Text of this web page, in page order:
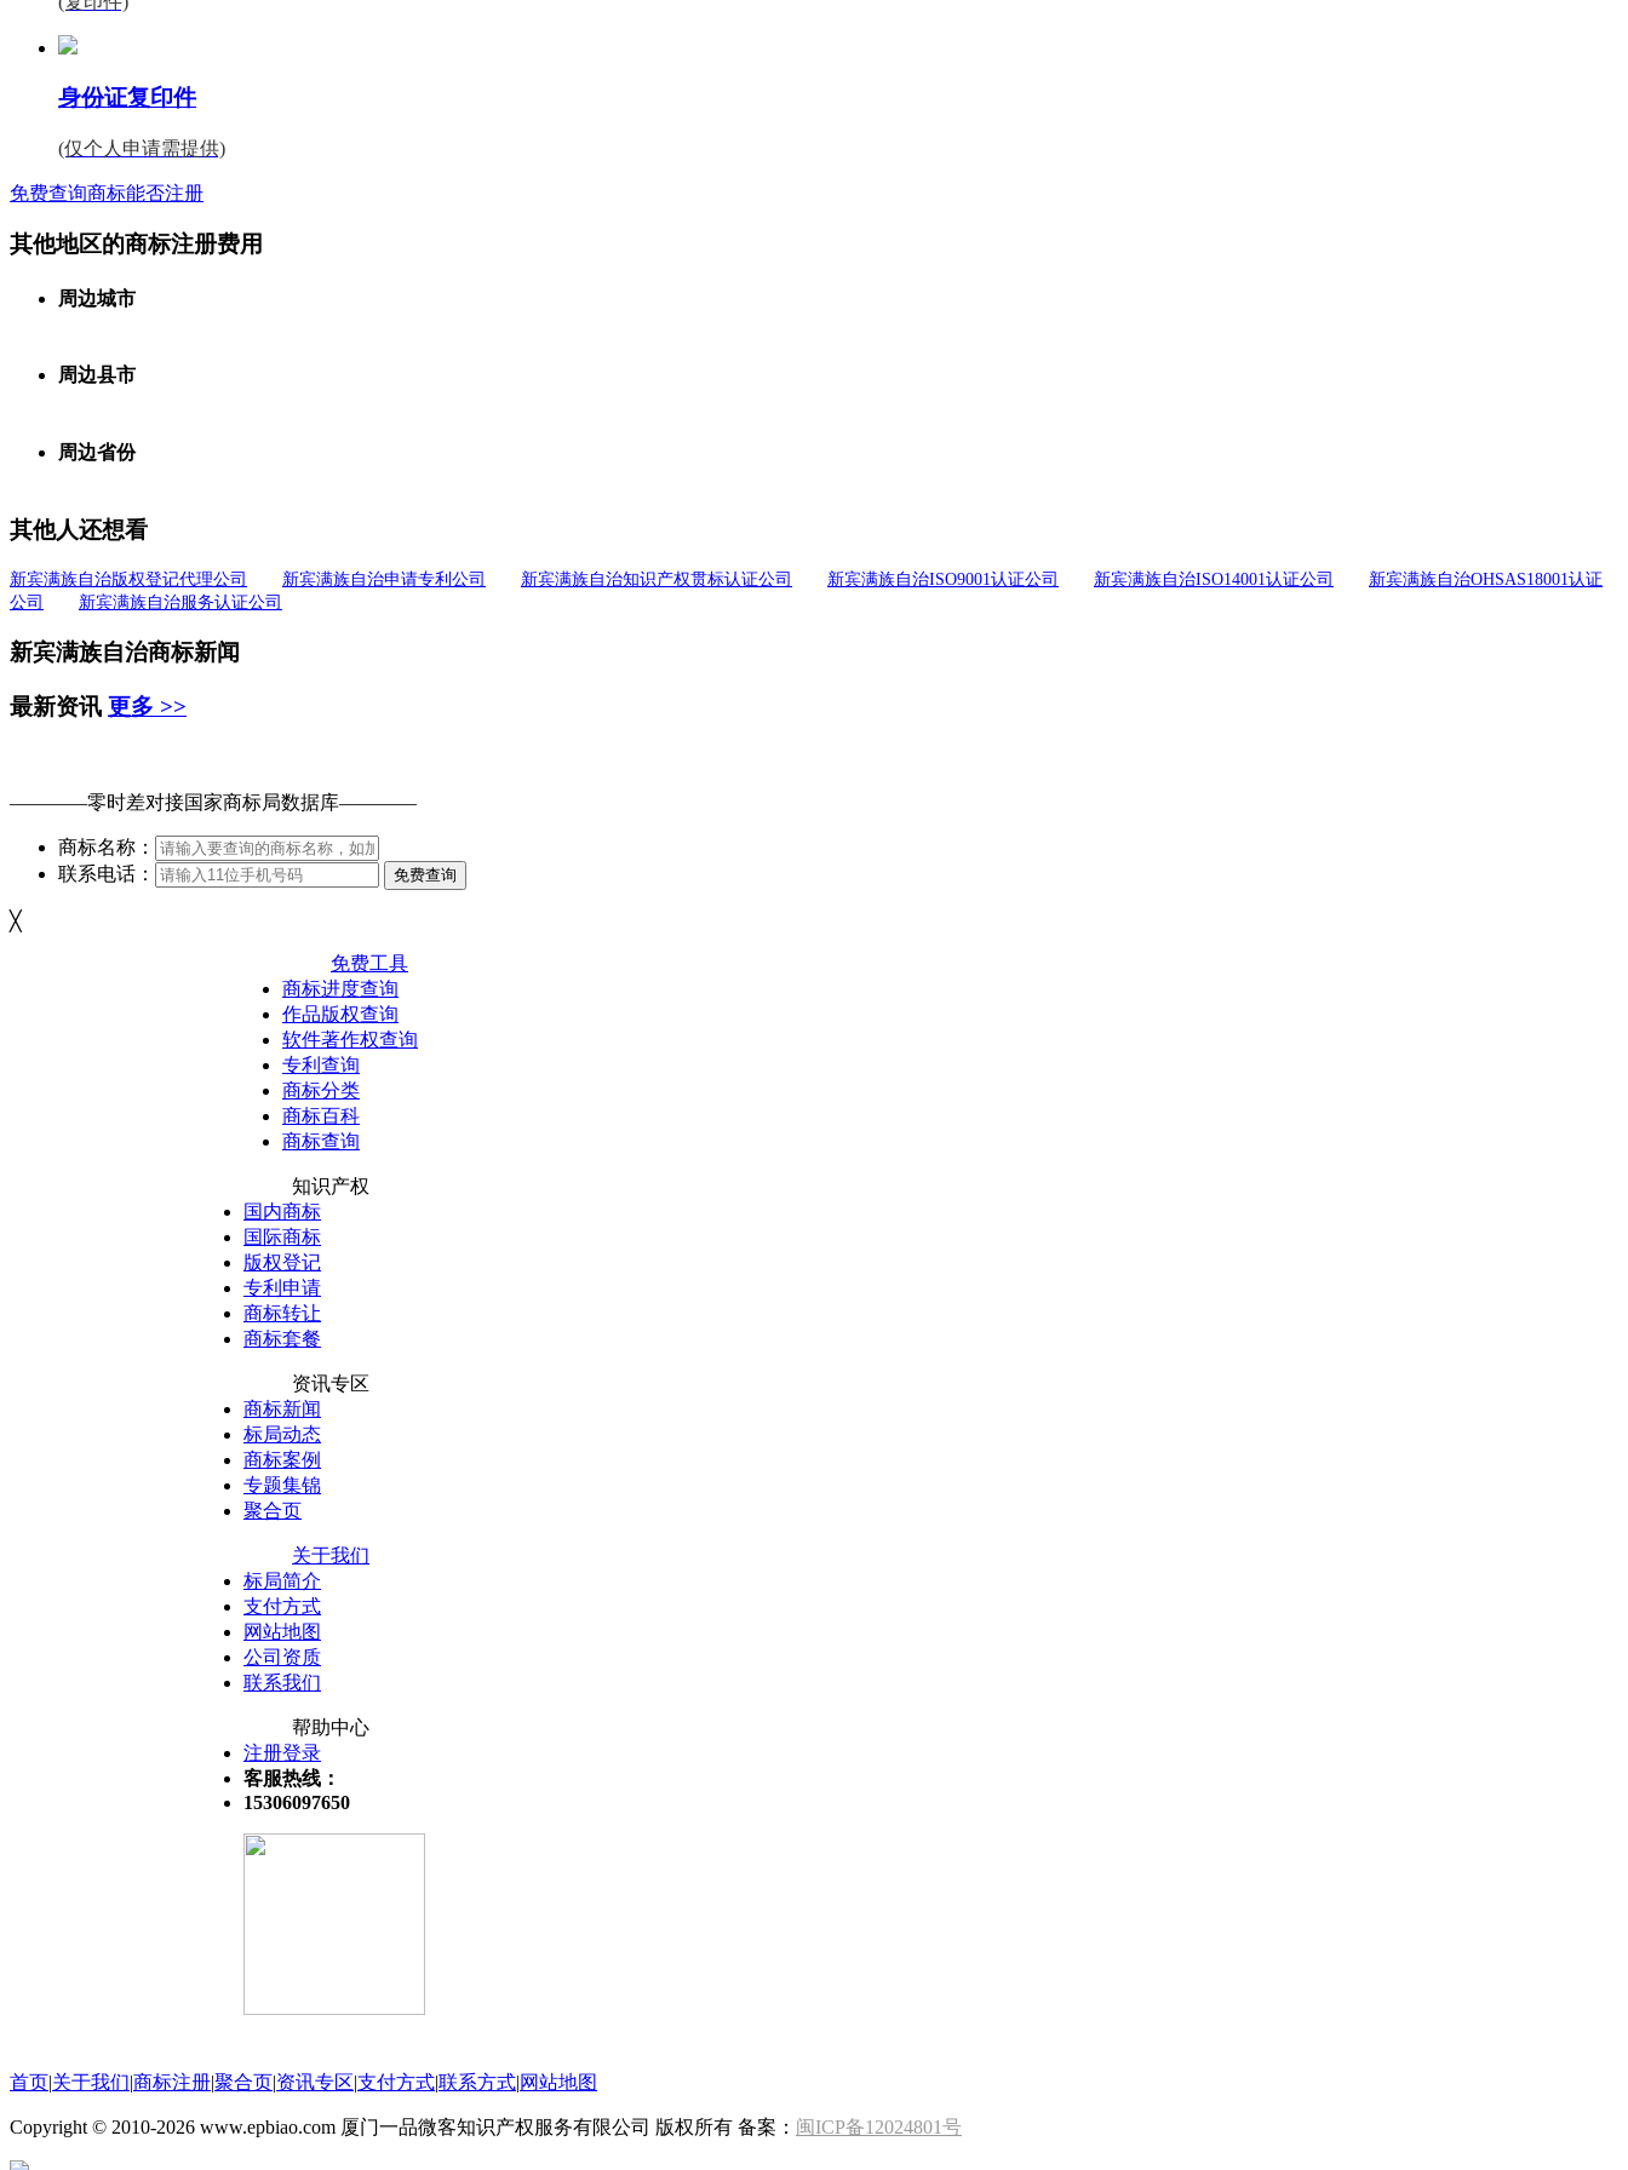
身份证复印件
(仅个人申请需提供)
免费查询商标能否注册
其他地区的商标注册费用
周边城市
周边县市
周边省份
其他人还想看
新宾满族自治版权登记代理公司 新宾满族自治申请专利公司 新宾满族自治知识产权贯标认证公司 新宾满族自治ISO9001认证公司 新宾满族自治ISO14001认证公司
新宾满族自治OHSAS18001认证
公司
新宾满族自治服务认证公司
新宾满族自治商标新闻
最新资讯 更多 >>
————零时差对接国家商标局数据库————
商标名称：
联系电话：
免费查询
╳
免费工具
商标进度查询
作品版权查询
软件著作权查询
专利查询
商标分类
商标百科
商标查询
知识产权
国内商标
国际商标
版权登记
专利申请
商标转让
商标套餐
资讯专区
商标新闻
标局动态
商标案例
专题集锦
聚合页
关于我们
标局简介
支付方式
网站地图
公司资质
联系我们
帮助中心
注册登录
客服热线：
15306097650
首页|关于我们|商标注册|聚合页|资讯专区|支付方式|联系方式|网站地图
Copyright © 2010-2026 www.epbiao.com 厦门一品微客知识产权服务有限公司 版权所有 备案： 闽ICP备12024801号